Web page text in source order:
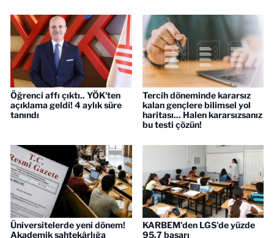
Öğrenci affı çıktı.. YÖK'ten
açıklama geldi! 4 aylık süre
tanındı
Tercih döneminde kararsız
kalan gençlere bilimsel yol
haritası... Halen kararsızsanız
bu testi çözün!
Üniversitelerde yeni dönem!
Akademik sahtekârlığa
KARBEM'den LGS'de yüzde
95,7 başarı